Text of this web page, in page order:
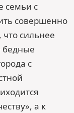
семьи с
совершенно
сильнее
бедные
с
а к